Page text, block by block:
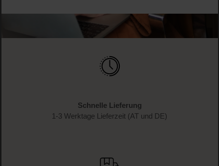
Schnelle Lieferung
1-3 Werktage Lieferzeit (AT und DE)